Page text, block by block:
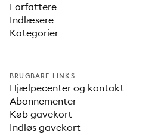
Forfattere
Indlæsere
Kategorier
BRUGBARE LINKS
Hjælpecenter og kontakt
Abonnementer
Køb gavekort
Indløs gavekort